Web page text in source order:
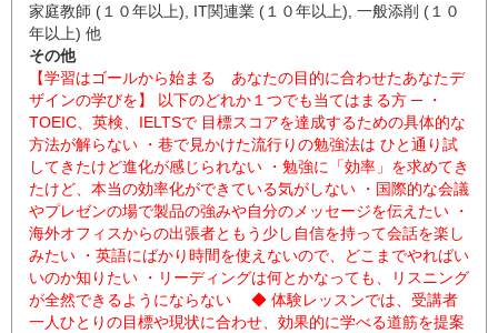
家庭教師 (１０年以上), IT関連業 (１０年以上), 一般添削 (１０
年以上) 他
その他
【学習はゴールから始まる あなたの目的に合わせたあなたデ
ザインの学びを】 以下のどれか１つでも当てはまる方 ─ ・
TOEIC、英検、IELTSで 目標スコアを達成するための具体的な
方法が解らない ・巷で見かけた流行りの勉強法は ひと通り試
してきたけど進化が感じられない ・勉強に「効率」を求めてき
たけど、本当の効率化ができている気がしない ・国際的な会議
やプレゼンの場で製品の強みや自分のメッセージを伝えたい ・
海外オフィスからの出張者ともう少し自信を持って会話を楽し
みたい ・英語にばかり時間を使えないので、どこまでやればい
いのか知りたい ・リーディングは何とかなっても、リスニング
が全然できるようにならない ◆ 体験レッスンでは、受講者
一人ひとりの目標や現状に合わせ、効果的に学べる道筋を提案